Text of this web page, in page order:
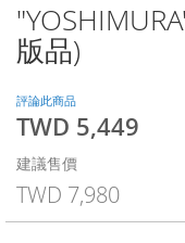
版品)
評論此商品
特
價
格
TWD 5,449
建議售價
TWD 7,980
Skip
to
the
of
the
gallery